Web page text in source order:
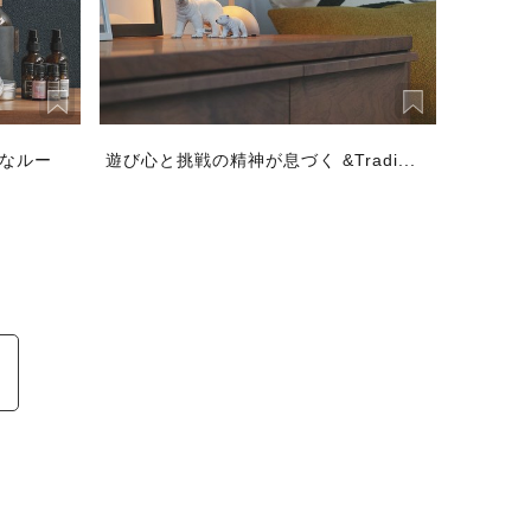
ルー 遊び心と挑戦の精神が息づく &Tradi...